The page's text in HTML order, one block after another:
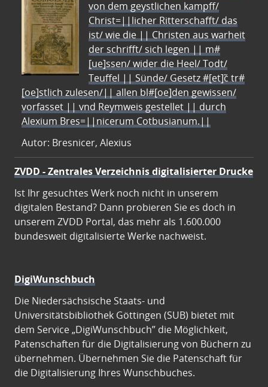
von dem geystlichen kampff/
Christ=||licher Ritterschafft/ das
ist/ wie die || Christen aus warheit
der schrifft/ sich legen || m#
[ue]ssen/ wider die Heel/ Todt/
Teuffel || Sünde/ Gesetz #[et]c̃ tr#
[oe]stlich zulesen/|| allen bl#[oe]den gewissen/
vorfasset || vnd Reymweis gestellet || durch
Alexium Bres=||nicerum Cotbusianum.||
Autor: Bresnicer, Alexius
ZVDD - Zentrales Verzeichnis digitalisierter Drucke
Ist Ihr gesuchtes Werk noch nicht in unserem
digitalen Bestand? Dann probieren Sie es doch in
unserem ZVDD Portal, das mehr als 1.600.000
bundesweit digitalisierte Werke nachweist.
DigiWunschbuch
Die Niedersächsische Staats- und
Universitätsbibliothek Göttingen (SUB) bietet mit
dem Service „DigiWunschbuch” die Möglichkeit,
Patenschaften für die Digitalisierung von Büchern zu
übernehmen. Übernehmen Sie die Patenschaft für
die Digitalisierung Ihres Wunschbuches.